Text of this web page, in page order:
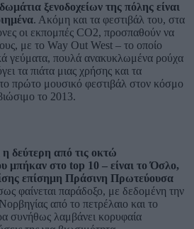
ξενοδοχείων της πόλης είναι
. Ακόμη και τα φεστιβάλ του, στα
οι εκπομπές CO2, προσπαθούν να
με το Way Out West – το οποίο
γεύματα, πουλά ανακυκλωμένα ρούχα
τα πιάτα μιας χρήσης και τα
το πρώτο μουσικό φεστιβάλ στον κόσμο
το 2013.
δεύτερη από τις οκτώ
μπήκαν στο top 10 – είναι το Όσλο,
επίσημη Πράσινη Πρωτεύουσα
φαίνεται παράδοξο, με δεδομένη την
από το πετρέλαιο και το
συνήθως λαμβάνει κορυφαία